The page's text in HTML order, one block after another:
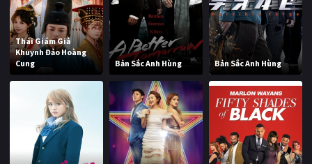
Thái Giám Giả
Khuynh Đảo Hoàng
Cung
Bản Sắc Anh Hùng Bản Sắc Anh Hùng